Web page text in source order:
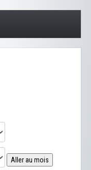
Aller au mois